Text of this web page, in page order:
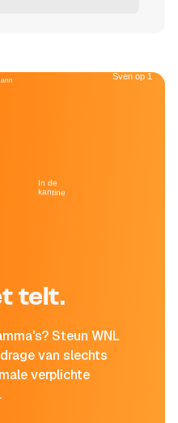
telt.
Steun WNL
van slechts
verplichte
In de
kantine
Sven op 1